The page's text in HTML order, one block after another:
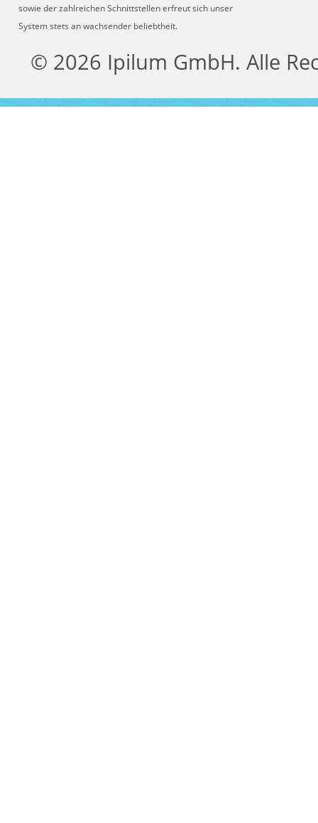
sowie der zahlreichen Schnittstellen erfreut sich unser
System stets an wachsender beliebtheit.
© 2026 Ipilum GmbH. Alle